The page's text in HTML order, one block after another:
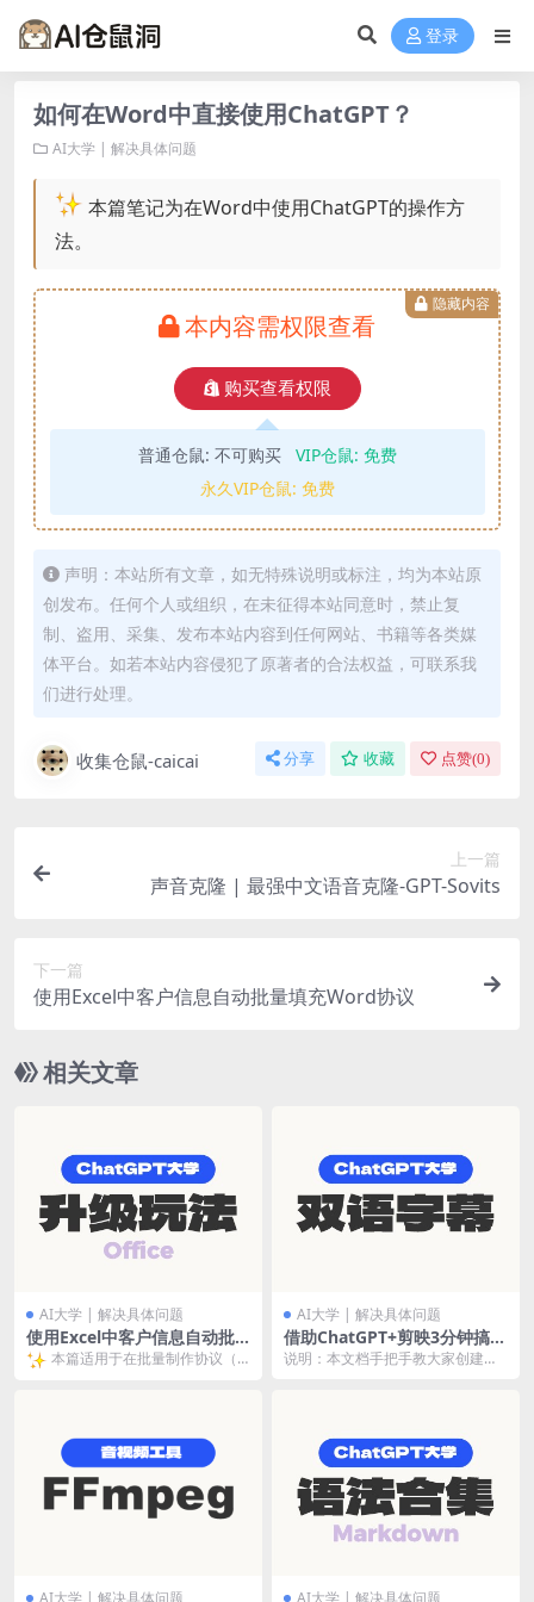
登录
如何在Word中直接使用ChatGPT？
AI大学 | 解决具体问题
本篇笔记为在Word中使用ChatGPT的操作方
法。
隐藏内容
本内容需权限查看
购买查看权限
普通仓鼠: 不可购买 VIP仓鼠: 免费
永久VIP仓鼠: 免费
声明：本站所有文章，如无特殊说明或标注，均为本站原
创发布。任何个人或组织，在未征得本站同意时，禁止复
制、盗用、采集、发布本站内容到任何网站、书籍等各类媒
体平台。如若本站内容侵犯了原著者的合法权益，可联系我
们进行处理。
收集仓鼠-caicai 分享 收藏 点赞(0)
上一篇
声音克隆 | 最强中文语音克隆-GPT-Sovits
下一篇
使用Excel中客户信息自动批量填充Word协议
相关文章
AI大学 | 解决具体问题
使用Excel中客户信息自动批
量填充Word协议
本篇适用于在批量制作协议（W
AI大学 | 解决具体问题
借助ChatGPT+剪映3分钟搞定
双语字幕
说明：本文档手把手教大家创建一
AI大学 | 解决具体问题 AI大学 | 解决具体问题